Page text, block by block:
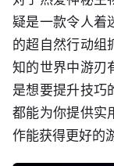
疑是一款令人着
的超自然行动组
知的世界中游刃
是想要提升技巧
都能为你提供实
作能获得更好的